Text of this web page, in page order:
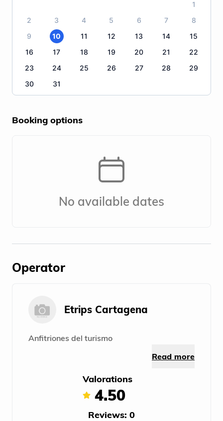
1
2
3 4 5 6 7
8
9
10 11 12 13 14
15
16
17 18 19 20 21
22
23
24 25 26 27 28
29
30
31
Booking options
No available dates
Operator
Etrips Cartagena
Anfitriones del turismo
Read more
Valorations
4.50
Reviews: 0